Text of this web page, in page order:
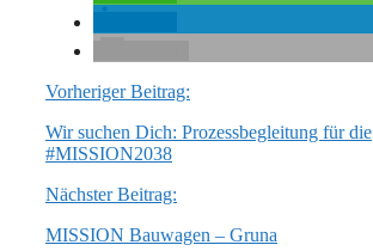
Vorheriger Beitrag:
Wir suchen Dich: Prozessbegleitung für die
#MISSION2038
Nächster Beitrag:
MISSION Bauwagen – Gruna